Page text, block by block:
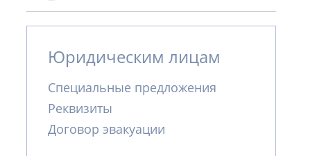
Юридическим лицам
Специальные предложения
Реквизиты
Договор эвакуации